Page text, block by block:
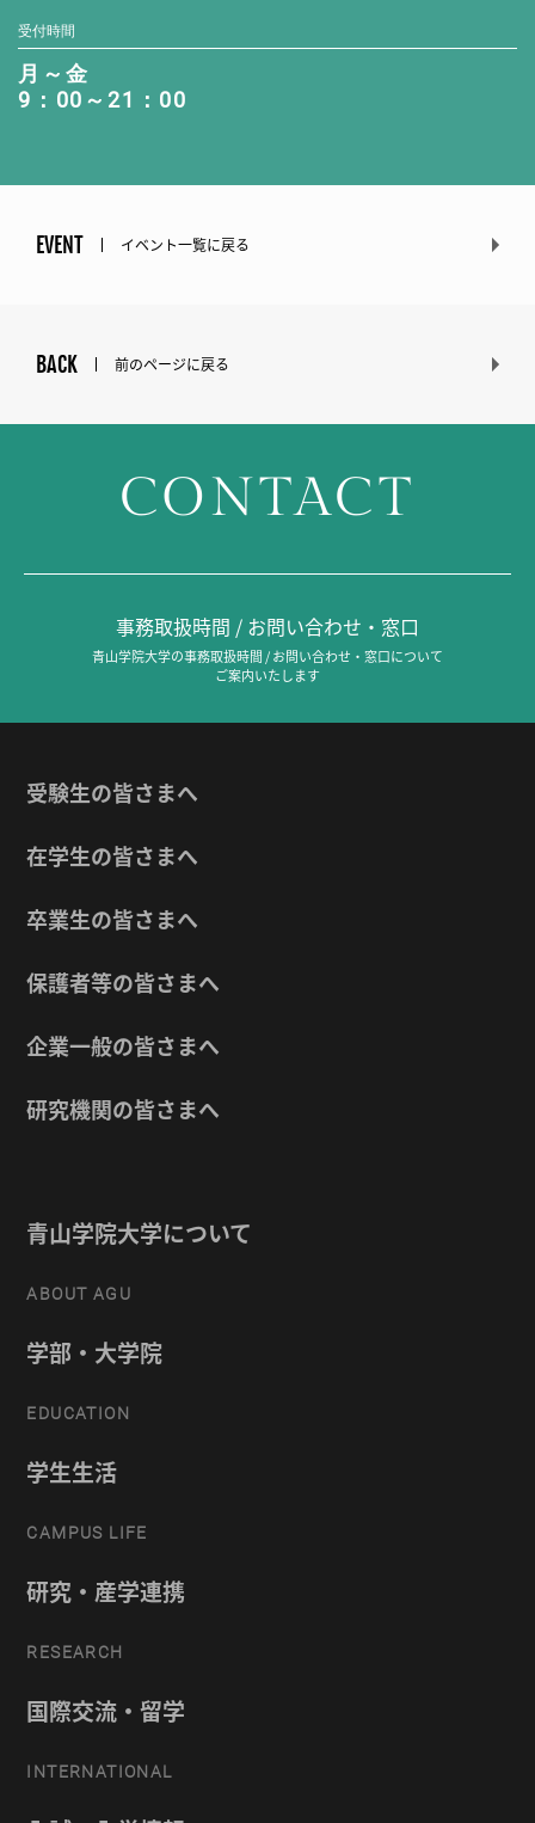
受付時間
月～金
9：00～21：00
EVENT イベント一覧に戻る
BACK 前のページに戻る
CONTACT
事務取扱時間 / お問い合わせ・窓口
青山学院大学の事務取扱時間 / お問い合わせ・窓口について
ご案内いたします
受験生の皆さまへ
在学生の皆さまへ
卒業生の皆さまへ
保護者等の皆さまへ
企業一般の皆さまへ
研究機関の皆さまへ
青山学院大学について
ABOUT AGU
学部・大学院
EDUCATION
学生生活
CAMPUS LIFE
研究・産学連携
RESEARCH
国際交流・留学
INTERNATIONAL